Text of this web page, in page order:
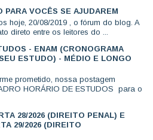
PARA VOCÊS SE AJUDAREM
hoje, 20/08/2019 , o fórum do blog. A
direto entre os leitores do ...
- ENAM (CRONOGRAMA
ESTUDO) - MÉDIO E LONGO
prometido, nossa postagem
HORÁRIO DE ESTUDOS para o
28/2026 (DIREITO PENAL) E
29/2026 (DIREITO